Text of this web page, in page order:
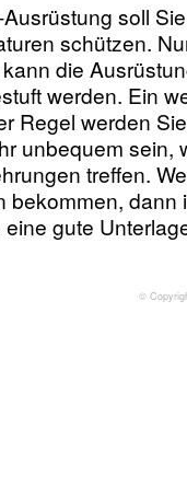
soll
schützen.
die
werden. Ein
Regel werden
unbequem sein,
treffen.
bekommen, dann
gute
©